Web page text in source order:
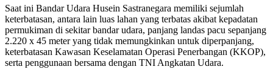
Saat ini Bandar Udara Husein Sastranegara memiliki sejumlah
keterbatasan, antara lain luas lahan yang terbatas akibat kepadatan
permukiman di sekitar bandar udara, panjang landas pacu sepanjang
2.220 x 45 meter yang tidak memungkinkan untuk diperpanjang,
keterbatasan Kawasan Keselamatan Operasi Penerbangan (KKOP),
serta penggunaan bersama dengan TNI Angkatan Udara.